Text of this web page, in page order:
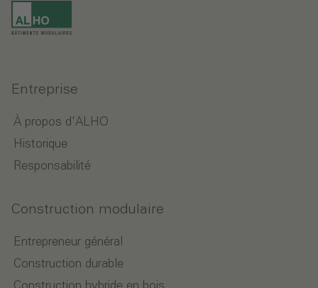
Entreprise
À propos d'ALHO
Historique
Responsabilité
Construction modulaire
Entrepreneur général
Construction durable